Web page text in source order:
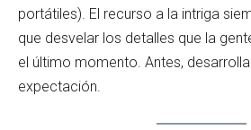
portátiles). El recurso a la intriga
que desvelar los detalles que la
el último momento. Antes,
expectación.